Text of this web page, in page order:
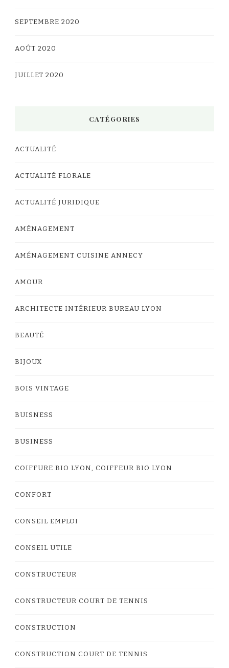
SEPTEMBRE 2020
AOÛT 2020
JUILLET 2020
CATÉGORIES
ACTUALITÉ
ACTUALITÉ FLORALE
ACTUALITÉ JURIDIQUE
AMÉNAGEMENT
AMÉNAGEMENT CUISINE ANNECY
AMOUR
ARCHITECTE INTÉRIEUR BUREAU LYON
BEAUTÉ
BIJOUX
BOIS VINTAGE
BUISNESS
BUSINESS
COIFFURE BIO LYON, COIFFEUR BIO LYON
CONFORT
CONSEIL EMPLOI
CONSEIL UTILE
CONSTRUCTEUR
CONSTRUCTEUR COURT DE TENNIS
CONSTRUCTION
CONSTRUCTION COURT DE TENNIS